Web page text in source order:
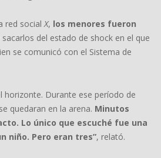
red socialX, los menores fueron
del estado de shock en el que
se comunicó con el Sistema de
horizonte. Durante ese período de
quedaran en la arena. Minutos
Lo único que escuché fue una
niño. Pero eran tres”, relató.